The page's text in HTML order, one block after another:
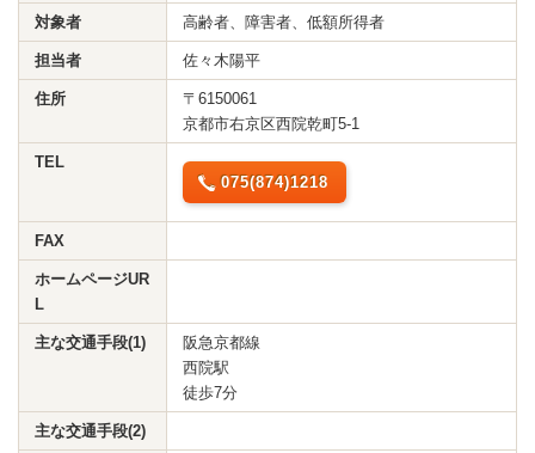
対象者 高齢者、障害者、低額所得者
担当者 佐々木陽平
住所
〒6150061
京都市右京区西院乾町5-1
TEL
075(874)1218
FAX
ホームページUR
L
主な交通手段(1)
阪急京都線
西院駅
徒歩7分
主な交通手段(2)